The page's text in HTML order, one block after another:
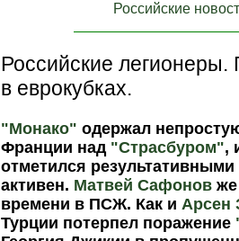
Российские
Российские
в еврокубках.
"Монако" одержал
Франции над "Страсбуром",
отметился
активен. Матвей Сафонов же
времени в ПСЖ. Как иАрсен
Турции потерпел поражение